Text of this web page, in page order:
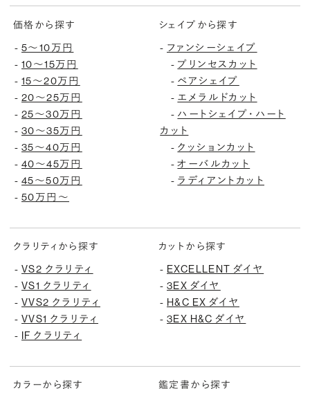
価格から探す
- 5〜10万円
- 10〜15万円
- 15〜20万円
- 20〜25万円
- 25〜30万円
- 30〜35万円
- 35〜40万円
- 40〜45万円
- 45〜50万円
- 50万円〜
シェイプから探す
- ファンシーシェイプ
- プリンセスカット
- ペアシェイプ
- エメラルドカット
- ハートシェイプ・ハート
カット
- クッションカット
-オーバルカット
- ラディアントカット
クラリティから探す
- VS2 クラリティ
- VS1 クラリティ
- VVS2 クラリティ
- VVS1 クラリティ
-
IF クラリティ
カットから探す
- EXCELLENT ダイヤ
- 3EX ダイヤ
- H&C EX ダイヤ
- 3EX H&C ダイヤ
カラーから探す 鑑定書から探す